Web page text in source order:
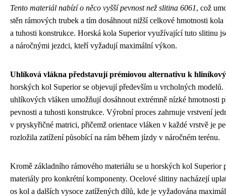
Tento materiál nabízí o něco vyšší pevnost než slitina 6061, což
stěn rámových trubek a tím dosáhnout nižší celkové hmotnosti
a tuhosti konstrukce. Horská kola Superior využívající tuto slitinu
a náročnými jezdci, kteří vyžadují maximální výkon.
Uhlíková vlákna představují prémiovou alternativu k
horských kol Superior se objevují především u vrcholných
uhlíkových vláken umožňují dosáhnout extrémně nízké hmotnosti
pevnosti a tuhosti konstrukce. Výrobní proces zahrnuje vrstvení
v pryskyřičné matrici, přičemž orientace vláken v každé vrstvě je
rozložila zatížení působící na rám během jízdy v náročném terénu.
Kromě základního rámového materiálu se u horských kol Superior
materiály pro konkrétní komponenty. Ocelové slitiny nacházejí
os kol a dalších vysoce zatížených dílů, kde je vyžadována